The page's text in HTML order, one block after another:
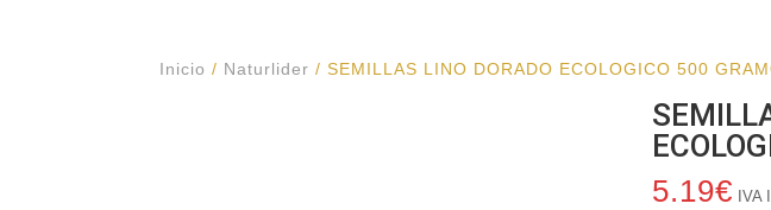
Inicio / Naturlider / SEMILLAS LINO DORADO ECOLOGICO 500
5.19€ IVA